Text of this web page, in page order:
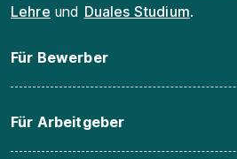
Lehre und Duales Studium.
Für Bewerber
Für Arbeitgeber